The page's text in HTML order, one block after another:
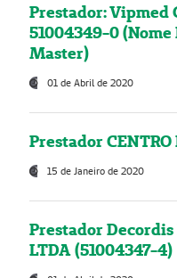
Prestador: Vipmed
51004349-0
Master)
01 de Abril de 2020
Prestador CENTRO
15 de Janeiro de 2020
Prestador
LTDA (51004347-4)